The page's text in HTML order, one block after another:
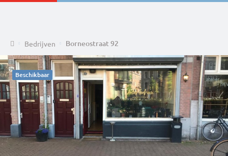
HomeBedrijven Borneostraat 92
Beschikbaar